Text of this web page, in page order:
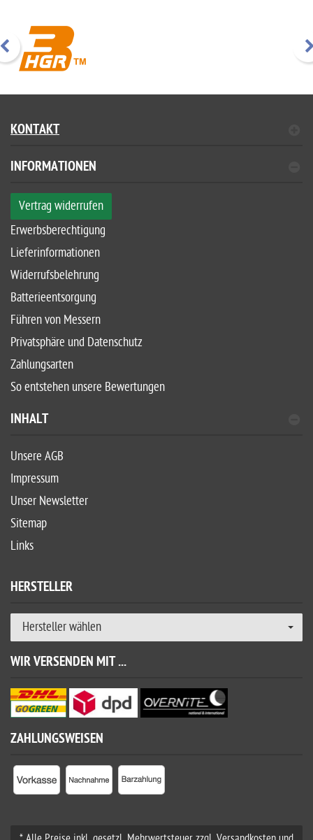
KONTAKT
INFORMATIONEN
Vertrag widerrufen
Erwerbsberechtigung
Lieferinformationen
Widerrufsbelehrung
Batterieentsorgung
Führen von Messern
Privatsphäre und Datenschutz
Zahlungsarten
So entstehen unsere Bewertungen
INHALT
Unsere AGB
Impressum
Unser Newsletter
Sitemap
Links
HERSTELLER
Hersteller wählen
WIR VERSENDEN MIT ...
ZAHLUNGSWEISEN